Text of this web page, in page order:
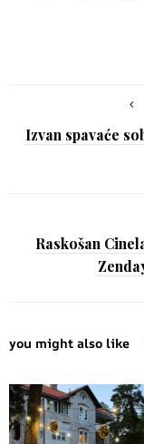
Izvan spavaće
Raskošan
you might also like